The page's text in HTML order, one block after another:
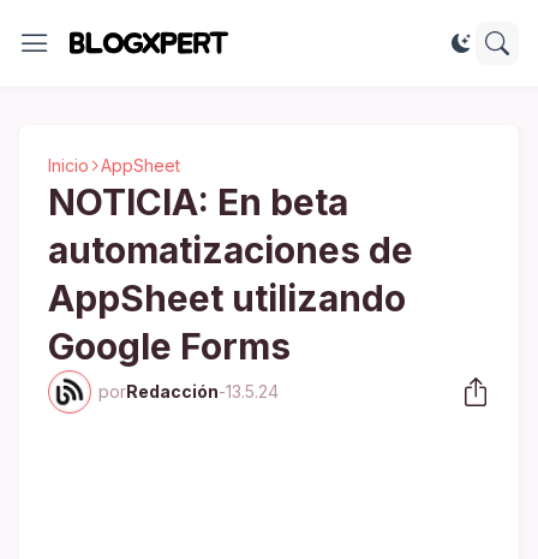
Inicio AppSheet
NOTICIA: En beta
automatizaciones de
AppSheet utilizando
Google Forms
porRedacción-13.5.24